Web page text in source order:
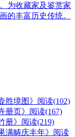
为收藏家及鉴赏家
的丰富历史传统。
境图》 阅读(102)
页》 阅读(167)
》 阅读(219)
畴庆丰年》 阅读